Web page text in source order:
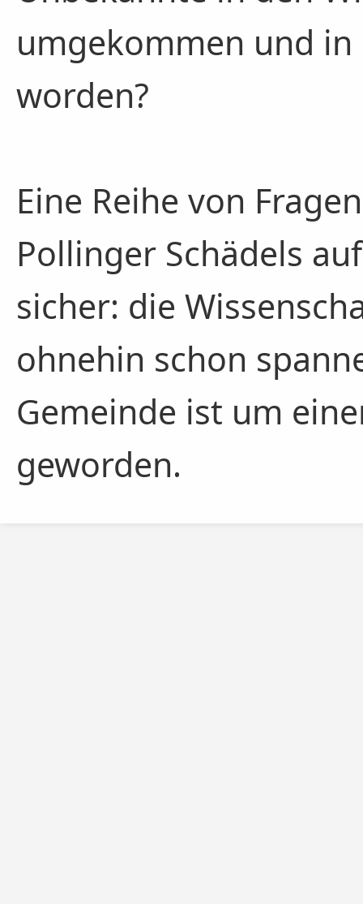
umgekommen und
worden?
Eine Reihe von
Pollinger Schädels
sicher: die
ohnehin schon
Gemeinde ist um
geworden.